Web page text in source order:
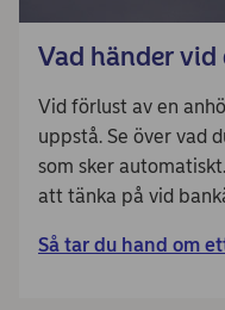
Vad händer vid
Vid förlust av en
uppstå. Se över vad
som sker
att tänka på vid
Så tar du hand om